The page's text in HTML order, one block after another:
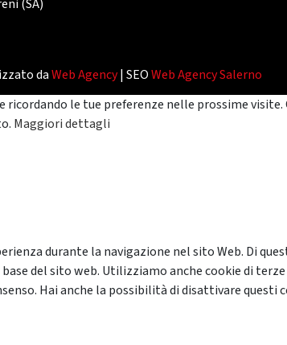
(SA)
daWeb Agency| SEOWeb Agency Salerno
le tue preferenze nelle prossime
Maggiori dettagli
durante la navigazione nel sito Web. Di
del sito web. Utilizziamo anche cookie di
Hai anche la possibilità di disattivare